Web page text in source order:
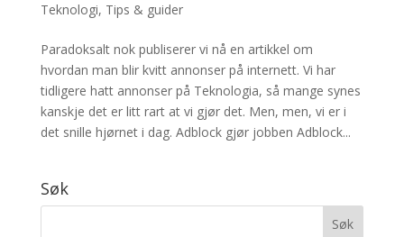
Teknologi, Tips & guider
Paradoksalt nok publiserer vi nå en artikkel om
hvordan man blir kvitt annonser på internett. Vi har
tidligere hatt annonser på Teknologia, så mange synes
kanskje det er litt rart at vi gjør det. Men, men, vi er i
det snille hjørnet i dag. Adblock gjør jobben Adblock...
Søk